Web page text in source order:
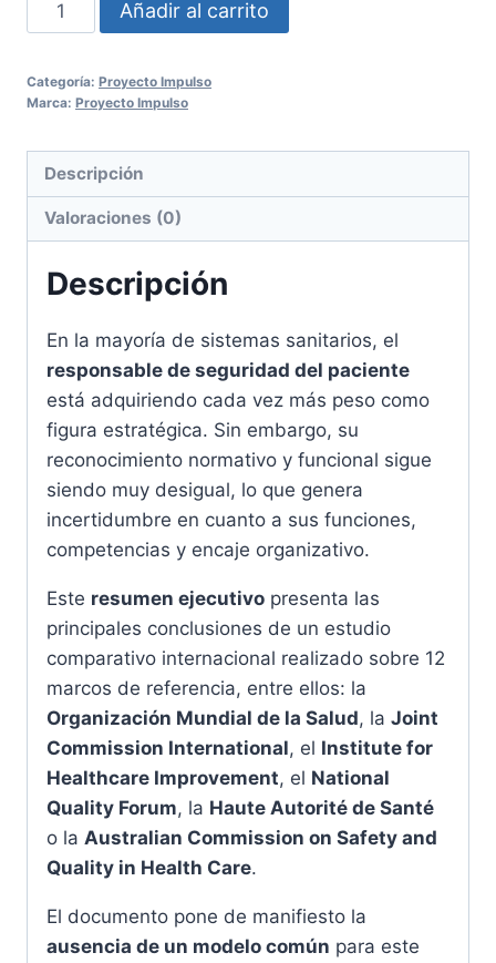
del
de
al
paciente(resumen
ejecutivo)
cantidad
Añadir al carrito
Categoría: Proyecto Impulso
Marca: Proyecto Impulso
Descripción
Valoraciones (0)
Descripción
En la mayoría de sistemas sanitarios, el
responsable de seguridad del paciente
está adquiriendo cada vez más peso como
figura estratégica. Sin embargo, su
reconocimiento normativo y funcional sigue
siendo muy desigual, lo que genera
incertidumbre en cuanto a sus funciones,
competencias y encaje organizativo.
Este resumen ejecutivo presenta las
principales conclusiones de un estudio
comparativo internacional realizado sobre 12
marcos de referencia, entre ellos: la
Organización Mundial de la Salud, la Joint
Commission International, el Institute for
Healthcare Improvement, el National
Quality Forum, la Haute Autorité de Santé
o la Australian Commission on Safety and
Quality in Health Care.
El documento pone de manifiesto la
ausencia de un modelo común para este